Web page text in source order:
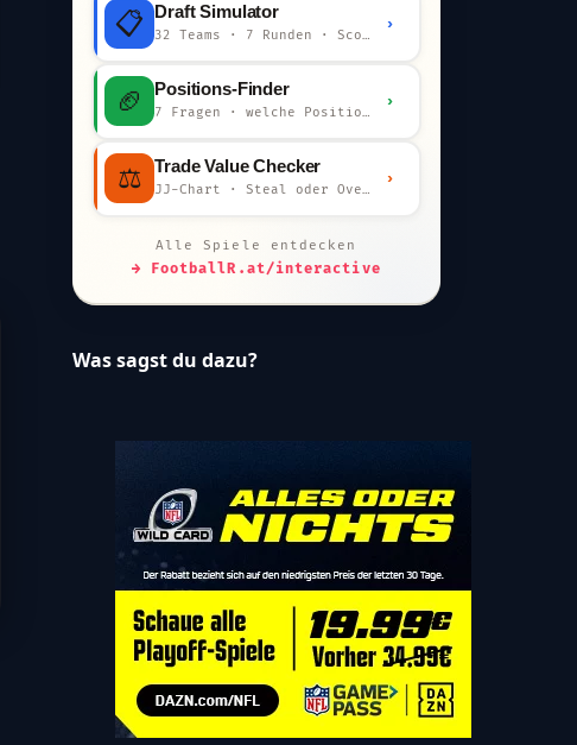
📋 Draft Simulator
32 Teams · 7 Runden · Scout-Kommentar
›
🏈 Positions-Finder
7 Fragen · welche Position bist du?
›
⚖️ Trade Value Checker
JJ-Chart · Steal oder Overpay?
›
Alle Spiele entdecken
→ FootballR.at/interactive
Was sagst du dazu?